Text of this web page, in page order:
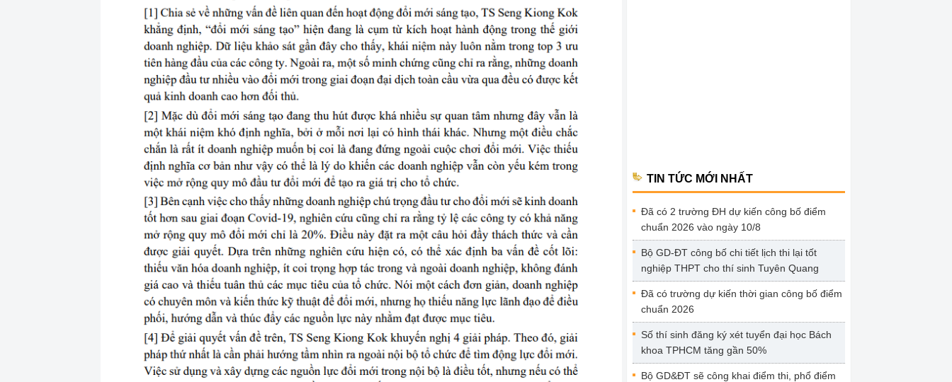
TIN TỨC MỚI NHẤT
Đã có 2 trường ĐH dự kiến công bố điểm
chuẩn 2026 vào ngày 10/8
Bộ GD-ĐT công bố chi tiết lịch thi lại tốt
nghiệp THPT cho thí sinh Tuyên Quang
Đã có trường dự kiến thời gian công bố điểm
chuẩn 2026
Số thí sinh đăng ký xét tuyển đại học Bách
khoa TPHCM tăng gần 50%
Bộ GD&ĐT sẽ công khai điểm thi, phổ điểm